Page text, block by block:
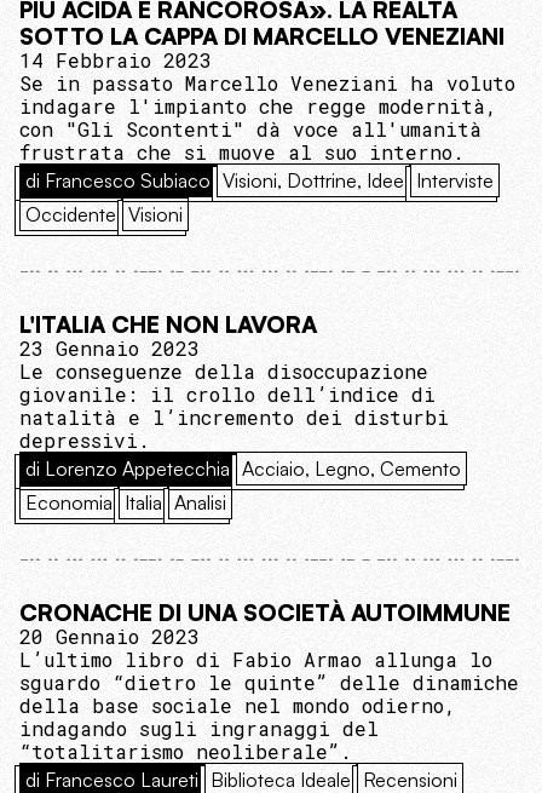
PIÙ ACIDA E RANCOROSA». LA REALTÀ
SOTTO LA CAPPA DI MARCELLO VENEZIANI
14 Febbraio 2023
Se in passato Marcello Veneziani ha voluto
indagare l'impianto che regge modernità,
con "Gli Scontenti" dà voce all'umanità
frustrata che si muove al suo interno.
di Francesco Subiaco Visioni, Dottrine, Idee Interviste
Occidente Visioni
L'ITALIA CHE NON LAVORA
23 Gennaio 2023
Le conseguenze della disoccupazione
giovanile: il crollo dell’indice di
natalità e l’incremento dei disturbi
depressivi.
di Lorenzo Appetecchia Acciaio, Legno, Cemento
Economia Italia Analisi
CRONACHE DI UNA SOCIETÀ AUTOIMMUNE
20 Gennaio 2023
L’ultimo libro di Fabio Armao allunga lo
sguardo “dietro le quinte” delle dinamiche
della base sociale nel mondo odierno,
indagando sugli ingranaggi del
“totalitarismo neoliberale”.
di Francesco Laureti Biblioteca Ideale Recensioni